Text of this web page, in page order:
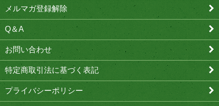
メルマガ登録解除
Q＆A
お問い合わせ
特定商取引法に基づく表記
プライバシーポリシー